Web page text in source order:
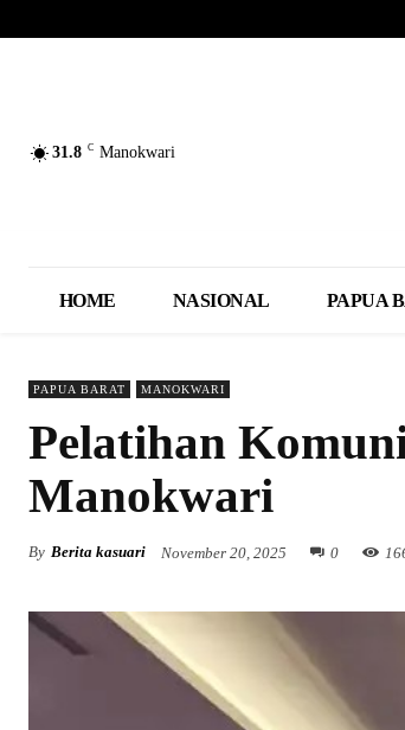
31.8 C Manokwari
HOME NASIONAL PAPUA
PAPUA BARAT MANOKWARI
Pelatihan
Manokwari
By Berita kasuari November 20, 2025 0